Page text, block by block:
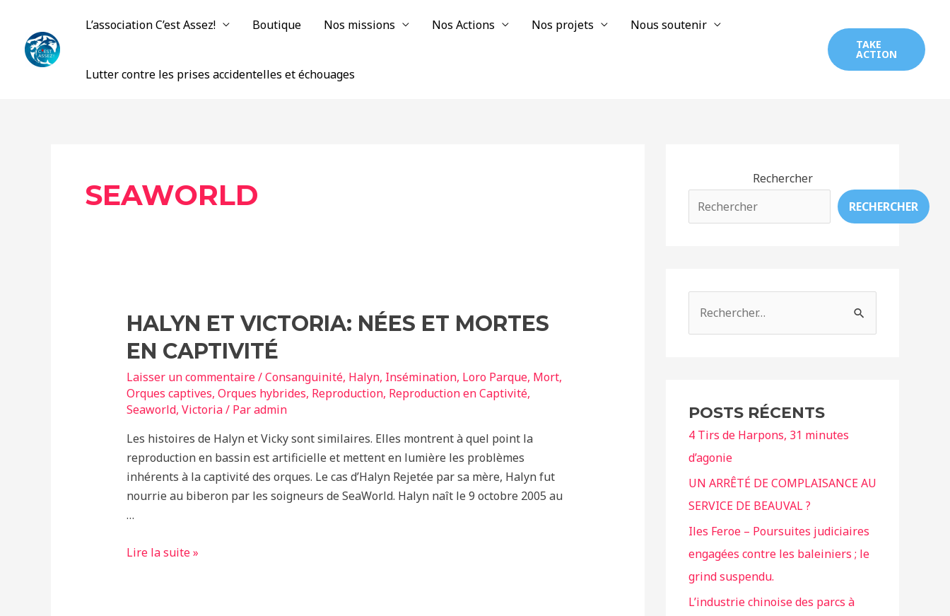
contenu
L’association C’est Assez! Boutique Nos missions Nos Actions Nos projets Nous soutenir
Lutter contre les prises accidentelles et échouages
TAKE
ACTION
SEAWORLD
HALYN ET VICTORIA: NÉES ET MORTES
EN CAPTIVITÉ
Laisser un commentaire/Consanguinité, Halyn, Insémination, Loro Parque, Mort,
Orques captives, Orques hybrides, Reproduction, Reproduction en Captivité,
Seaworld, Victoria/ Paradmin
Les histoires de Halyn et Vicky sont similaires. Elles montrent à quel point la
reproduction en bassin est artificielle et mettent en lumière les problèmes
inhérents à la captivité des orques. Le cas d’Halyn Rejetée par sa mère, Halyn fut
nourrie au biberon par les soigneurs de SeaWorld. Halyn naît le 9 octobre 2005 au
…
Halyn
Lire la suite »
Rechercher
RECHERCHER
r
c
h
e
r
:
POSTS RÉCENTS
4 Tirs de Harpons, 31 minutes
d’agonie
UN ARRÊTÉ DE COMPLAISANCE AU
SERVICE DE BEAUVAL ?
Iles Feroe – Poursuites judiciaires
engagées contre les baleiniers ; le
grind suspendu.
L’industrie chinoise des parcs à